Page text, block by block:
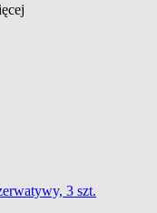
3 szt.